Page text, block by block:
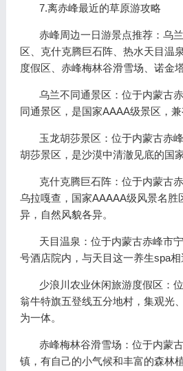
7.离赤峰最近的草原游攻略
赤峰周边一日游景点推荐：乌兰
区、克什克腾巨石阵、热水天目温
度假区、赤峰梅林谷滑雪场、诺金
乌兰不同通景区：位于内蒙古赤
同通景区，是国家AAAA级景区，兼
玉龙胡莎景区：位于内蒙古赤峰
胡莎景区，是沙漠中清澈见底的国
克什克腾巨石阵：位于内蒙古赤
乌拉嘎查，国家AAAAA级风景名胜
异，自然风貌各异。
天目温泉：位于内蒙古赤峰市宁
号酒店院内，与天目这一养生spa相
少浪川农业休闲旅游度假区：位
翁牛特旗五登线五分地村，集观光
为一体。
赤峰梅林谷滑雪场：位于内蒙古
镇，有自己的小气候和丰富的森林植